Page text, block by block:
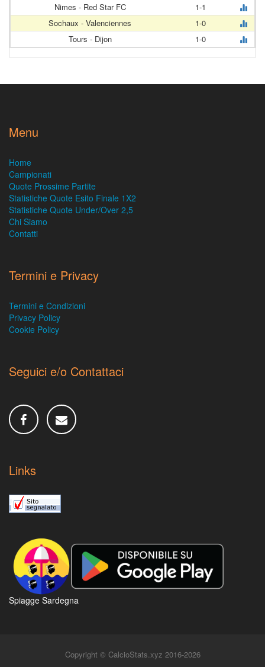
Nimes - Red Star FC
1-1
Sochaux - Valenciennes
1-0
Tours - Dijon
1-0
Menu
Home
Campionati
Quote Prossime Partite
Statistiche Quote Esito Finale 1X2
Statistiche Quote Under/Over 2,5
Chi Siamo
Contatti
Termini e Privacy
Termini e Condizioni
Privacy Policy
Cookie Policy
Seguici e/o Contattaci
Links
Spiagge Sardegna
Copyright © CalcioStats.xyz 2016-2026